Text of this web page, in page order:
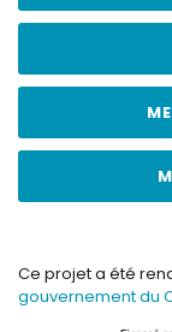
Ce projet a été
gouvernement du